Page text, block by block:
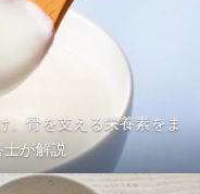
。骨を支える栄養素をま
が解説